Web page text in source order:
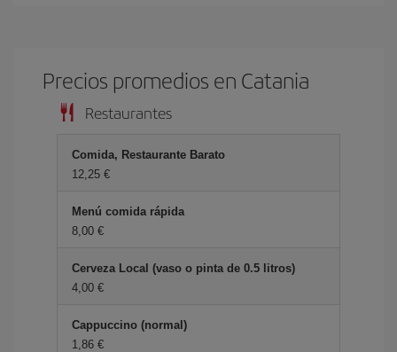
Precios promedios en Catania
Restaurantes
Comida, Restaurante Barato
12,25 €
Menú comida rápida
8,00 €
Cerveza Local (vaso o pinta de 0.5 litros)
4,00 €
Cappuccino (normal)
1,86 €